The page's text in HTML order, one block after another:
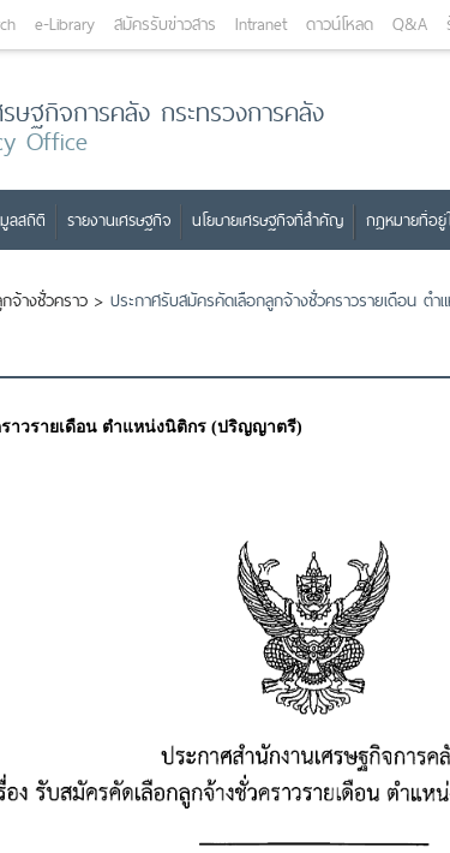
e-Library สมัครรับข่าวสาร Intranet ดาวน์โหลด Q&A
ษฐกิจการคลัง กระทรวงการคลัง
Office
ลสถิติ รายงานเศรษฐกิจ นโยบายเศรษฐกิจที่สำคัญ กฎหมายที่อ
จ้างชั่วคราว > ประกาศรับสมัครคัดเลือกลูกจ้างชั่วคราวรายเดือน
าวรายเดือน ตำแหน่งนิติกร (ปริญญาตรี)